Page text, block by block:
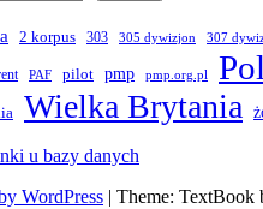
2 korpus 303 305 dywizjon 307
PAF pilot pmp pmp.org.pl
Wielka Brytania
u bazy danych
WordPress | Theme: TextBook